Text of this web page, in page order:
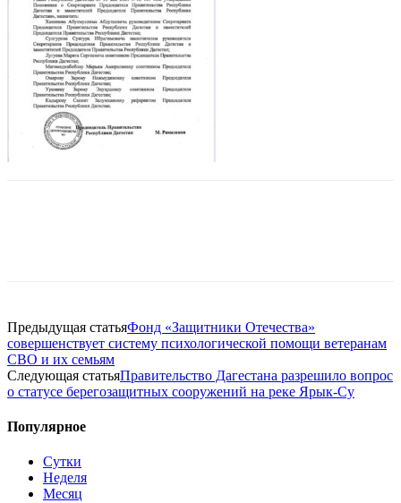
Предыдущая статьяФонд «Защитники Отечества»
совершенствует систему психологической помощи ветеранам
СВО и их семьям
Следующая статьяПравительство Дагестана разрешило вопрос
о статусе берегозащитных сооружений на реке Ярык-Су
Популярное
Сутки
Неделя
Месяц